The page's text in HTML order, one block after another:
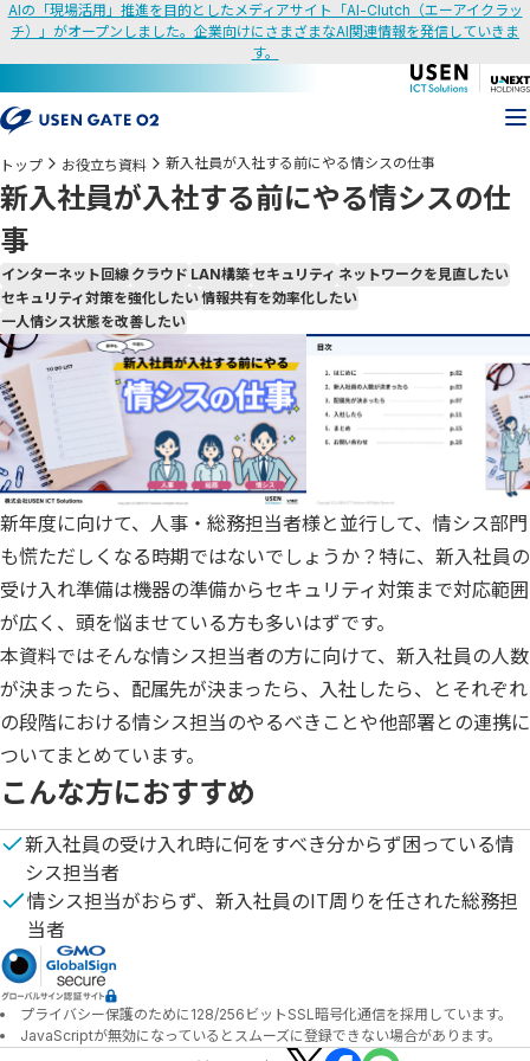
AIの「現場活用」推進を目的としたメディアサイト「AI-Clutch（エーアイクラッ
チ）」がオープンしました。企業向けにさまざまなAI関連情報を発信していきま
す。
トップ お役立ち資料 新入社員が入社する前にやる情シスの仕事
新入社員が入社する前にやる情シスの仕
事
インターネット回線 クラウド LAN構築セキュリティ ネットワークを見直したい
セキュリティ対策を強化したい情報共有を効率化したい
一人情シス状態を改善したい
新年度に向けて、人事・総務担当者様と並行して、情シス部門
も慌ただしくなる時期ではないでしょうか？特に、新入社員の
受け入れ準備は機器の準備からセキュリティ対策まで対応範囲
が広く、頭を悩ませている方も多いはずです。
本資料ではそんな情シス担当者の方に向けて、新入社員の人数
が決まったら、配属先が決まったら、入社したら、とそれぞれ
の段階における情シス担当のやるべきことや他部署との連携に
ついてまとめています。
こんな方におすすめ
新入社員の受け入れ時に何をすべき分からず困っている情
シス担当者
情シス担当がおらず、新入社員のIT周りを任された総務担
当者
プライバシー保護のために128/256ビットSSL暗号化通信を採用しています。
JavaScriptが無効になっているとスムーズに登録できない場合があります。